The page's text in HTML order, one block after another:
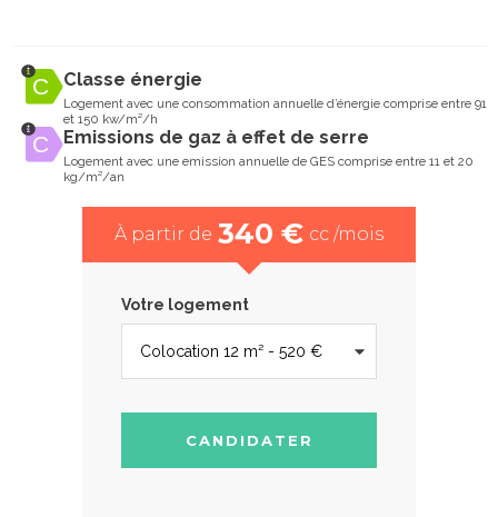
Classe énergie
Logement avec une consommation annuelle d’énergie comprise entre 91
et 150 kw/m²/h
Emissions de gaz à effet de serre
Logement avec une emission annuelle de GES comprise entre 11 et 20
kg/m²/an
À partir de 340 € cc /mois
Votre logement
CANDIDATER